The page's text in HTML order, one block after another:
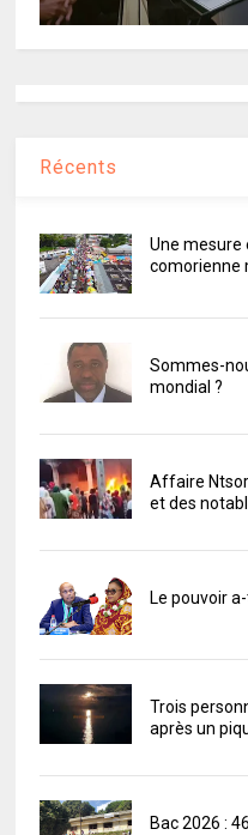
Récents
Une mesure
comorienne
Sommes-
mondial ?
Affaire
et des
Le pouvoir
Trois
après un
Bac 2026 :